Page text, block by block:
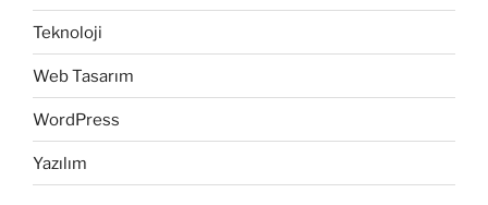
Teknoloji
Web Tasarım
WordPress
Yazılım